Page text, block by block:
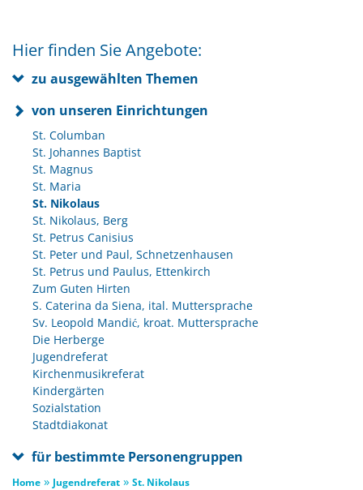
Hier finden Sie Angebote:
zu ausgewählten Themen
von unseren Einrichtungen
St. Columban
St. Johannes Baptist
St. Magnus
St. Maria
St. Nikolaus
St. Nikolaus, Berg
St. Petrus Canisius
St. Peter und Paul, Schnetzenhausen
St. Petrus und Paulus, Ettenkirch
Zum Guten Hirten
S. Caterina da Siena, ital. Muttersprache
Sv. Leopold Mandić, kroat. Muttersprache
Die Herberge
Jugendreferat
Kirchenmusikreferat
Kindergärten
Sozialstation
Stadtdiakonat
für bestimmte Personengruppen
Home » Jugendreferat » St. Nikolaus